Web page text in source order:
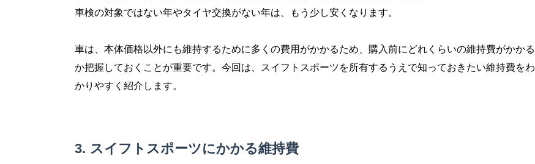
車検の対象ではない年やタイヤ交換がない年は、もう少し安くなります。
車は、本体価格以外にも維持するために多くの費用がかかるため、購入前にどれくらいの維持費がかかる
か把握しておくことが重要です。今回は、スイフトスポーツを所有するうえで知っておきたい維持費をわ
かりやすく紹介します。
スイフトスポーツにかかる維持費